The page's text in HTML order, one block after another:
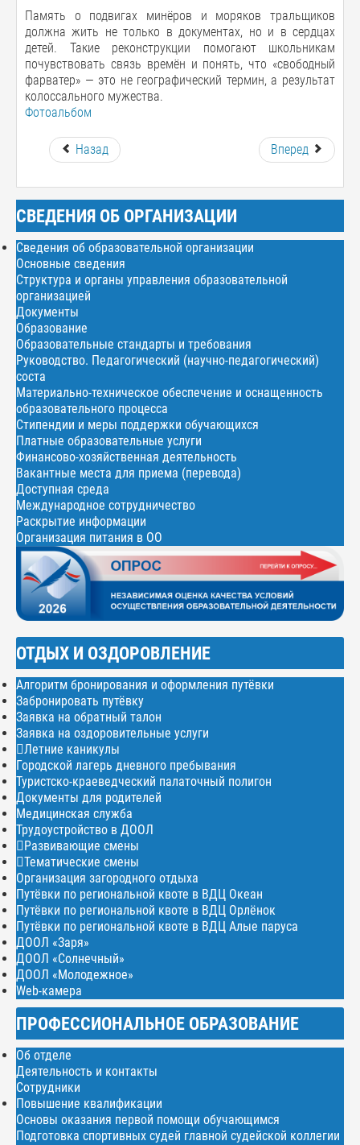
Память о подвигах минёров и моряков тральщиков
должна жить не только в документах, но и в сердцах
детей. Такие реконструкции помогают школьникам
почувствовать связь времён и понять, что «свободный
фарватер» — это не географический термин, а результат
колоссального мужества.
Фотоальбом
Назад Вперед
СВЕДЕНИЯ ОБ ОРГАНИЗАЦИИ
Сведения об образовательной организации
Основные сведения
Структура и органы управления образовательной
организацией
Документы
Образование
Образовательные стандарты и требования
Руководство. Педагогический (научно-педагогический)
соста
Материально-техническое обеспечение и оснащенность
образовательного процесса
Стипендии и меры поддержки обучающихся
Платные образовательные услуги
Финансово-хозяйственная деятельность
Вакантные места для приема (перевода)
Доступная среда
Международное сотрудничество
Раскрытие информации
Организация питания в ОО
ОТДЫХ И ОЗДОРОВЛЕНИЕ
Алгоритм бронирования и оформления путёвки
Забронировать путёвку
Заявка на обратный талон
Заявка на оздоровительные услуги
Летние каникулы
Городской лагерь дневного пребывания
Туристско-краеведческий палаточный полигон
Документы для родителей
Медицинская служба
Трудоустройство в ДООЛ
Развивающие смены
Тематические смены
Организация загородного отдыха
Путёвки по региональной квоте в ВДЦ Океан
Путёвки по региональной квоте в ВДЦ Орлёнок
Путёвки по региональной квоте в ВДЦ Алые паруса
ДООЛ «Заря»
ДООЛ «Солнечный»
ДООЛ «Молодежное»
Web-камера
ПРОФЕССИОНАЛЬНОЕ ОБРАЗОВАНИЕ
Об отделе
Деятельность и контакты
Сотрудники
Повышение квалификации
Основы оказания первой помощи обучающимся
Подготовка спортивных судей главной судейской коллегии